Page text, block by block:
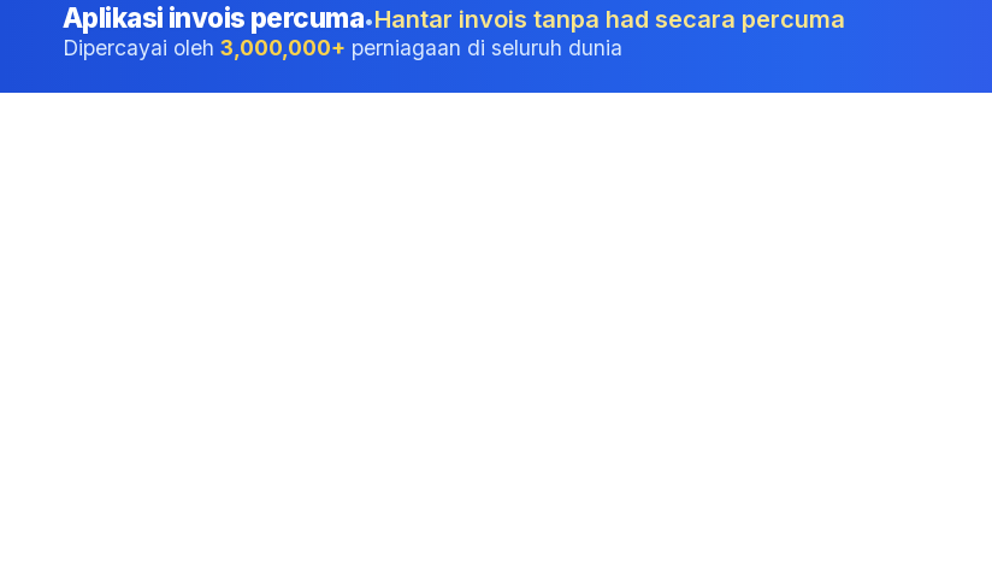
Aplikasi invois percuma•Hantar invois tanpa had secara percuma
Dipercayai oleh 3,000,000+ perniagaan di seluruh dunia